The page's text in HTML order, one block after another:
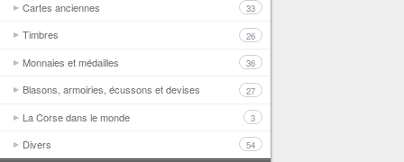
Cartes anciennes 33
Timbres 26
Monnaies et médailles 36
Blasons, armoiries, écussons et devises 27
La Corse dans le monde 3
Divers 54